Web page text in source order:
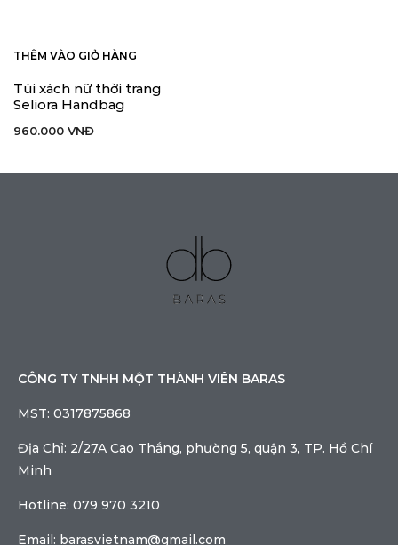
THÊM VÀO GIỎ HÀNG
Túi xách nữ thời trang
Seliora Handbag
960.000 VNĐ
CÔNG TY TNHH MỘT THÀNH VIÊN BARAS
MST: 0317875868
Địa Chỉ: 2/27A Cao Thắng, phường 5, quận 3, TP. Hồ Chí
Minh
Hotline: 079 970 3210
Email: barasvietnam@gmail.com